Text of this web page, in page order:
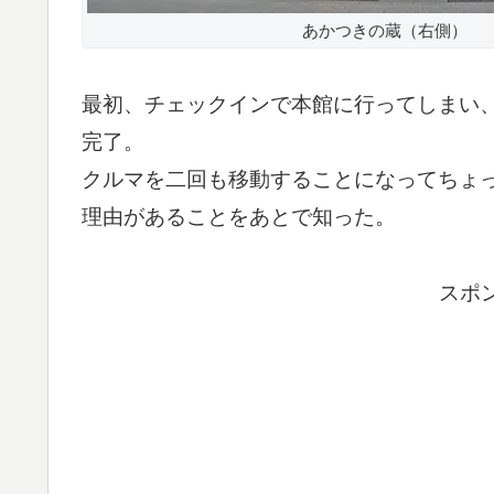
あかつきの蔵（右側）
最初、チェックインで本館に行ってしまい
完了。
クルマを二回も移動することになってち
理由があることをあとで知った。
スポ